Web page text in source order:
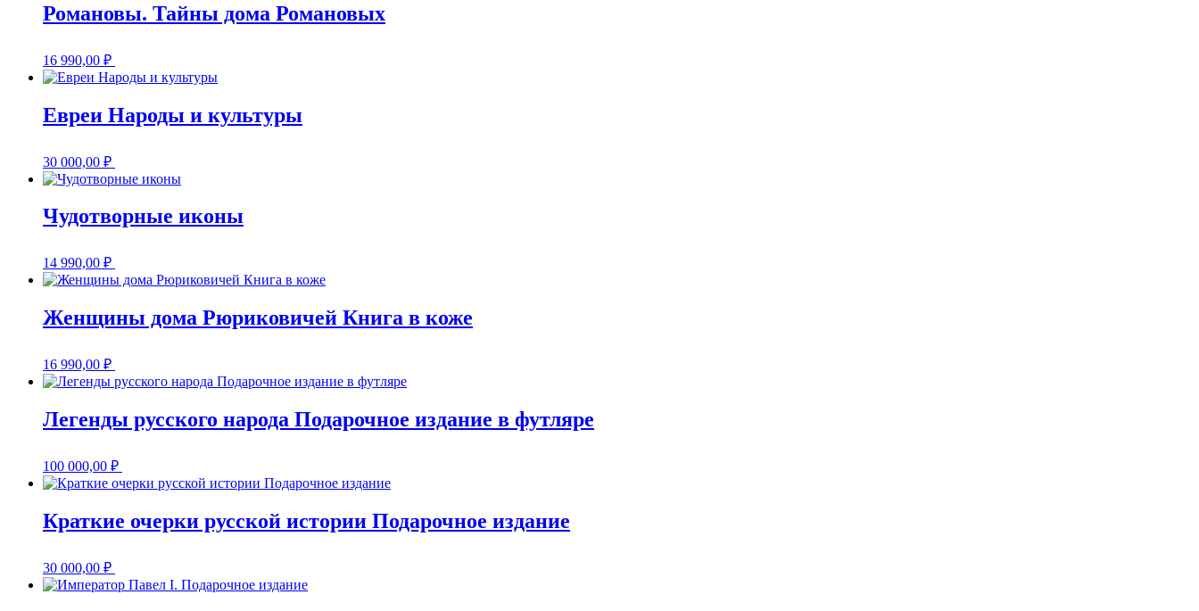
Романовы. Тайны дома Романовых
16 990,00 ₽
Евреи Народы и культуры
30 000,00 ₽
Чудотворные иконы
14 990,00 ₽
Женщины дома Рюриковичей Книга в коже
16 990,00 ₽
Легенды русского народа Подарочное издание в футляре
100 000,00 ₽
Краткие очерки русской истории Подарочное издание
30 000,00 ₽